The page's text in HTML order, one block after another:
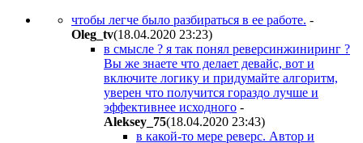
чтобы легче было разбираться в ее работе. -
Oleg_tv(18.04.2020 23:23)
в смысле ? я так понял реверсинжиниринг ?
Вы же знаете что делает девайс, вот и
включите логику и придумайте алгоритм,
уверен что получится гораздо лучше и
эффективнее исходного -
Aleksey_75(18.04.2020 23:43)
в какой-то мере реверс. Автор и